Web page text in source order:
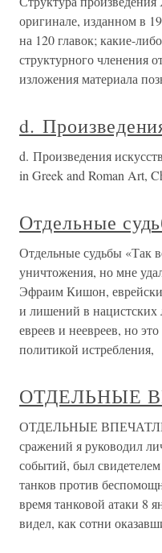
оригинале, изданном в
на 120 главок; какие-
структурного членения
изложения материала
d.
d. Произведения
in Greek and Roman Art,
Отдельные
Отдельные судьбы «Так
уничтожения, но мне
Эфраим Кишон,
и лишений в нацистских
евреев и неевреев, но
политикой истребления,
ОТДЕЛЬНЫЕ
ОТДЕЛЬНЫЕ
сражений я руководил
событий, был
танков против
время танковой атаки 8
видел, как сотни